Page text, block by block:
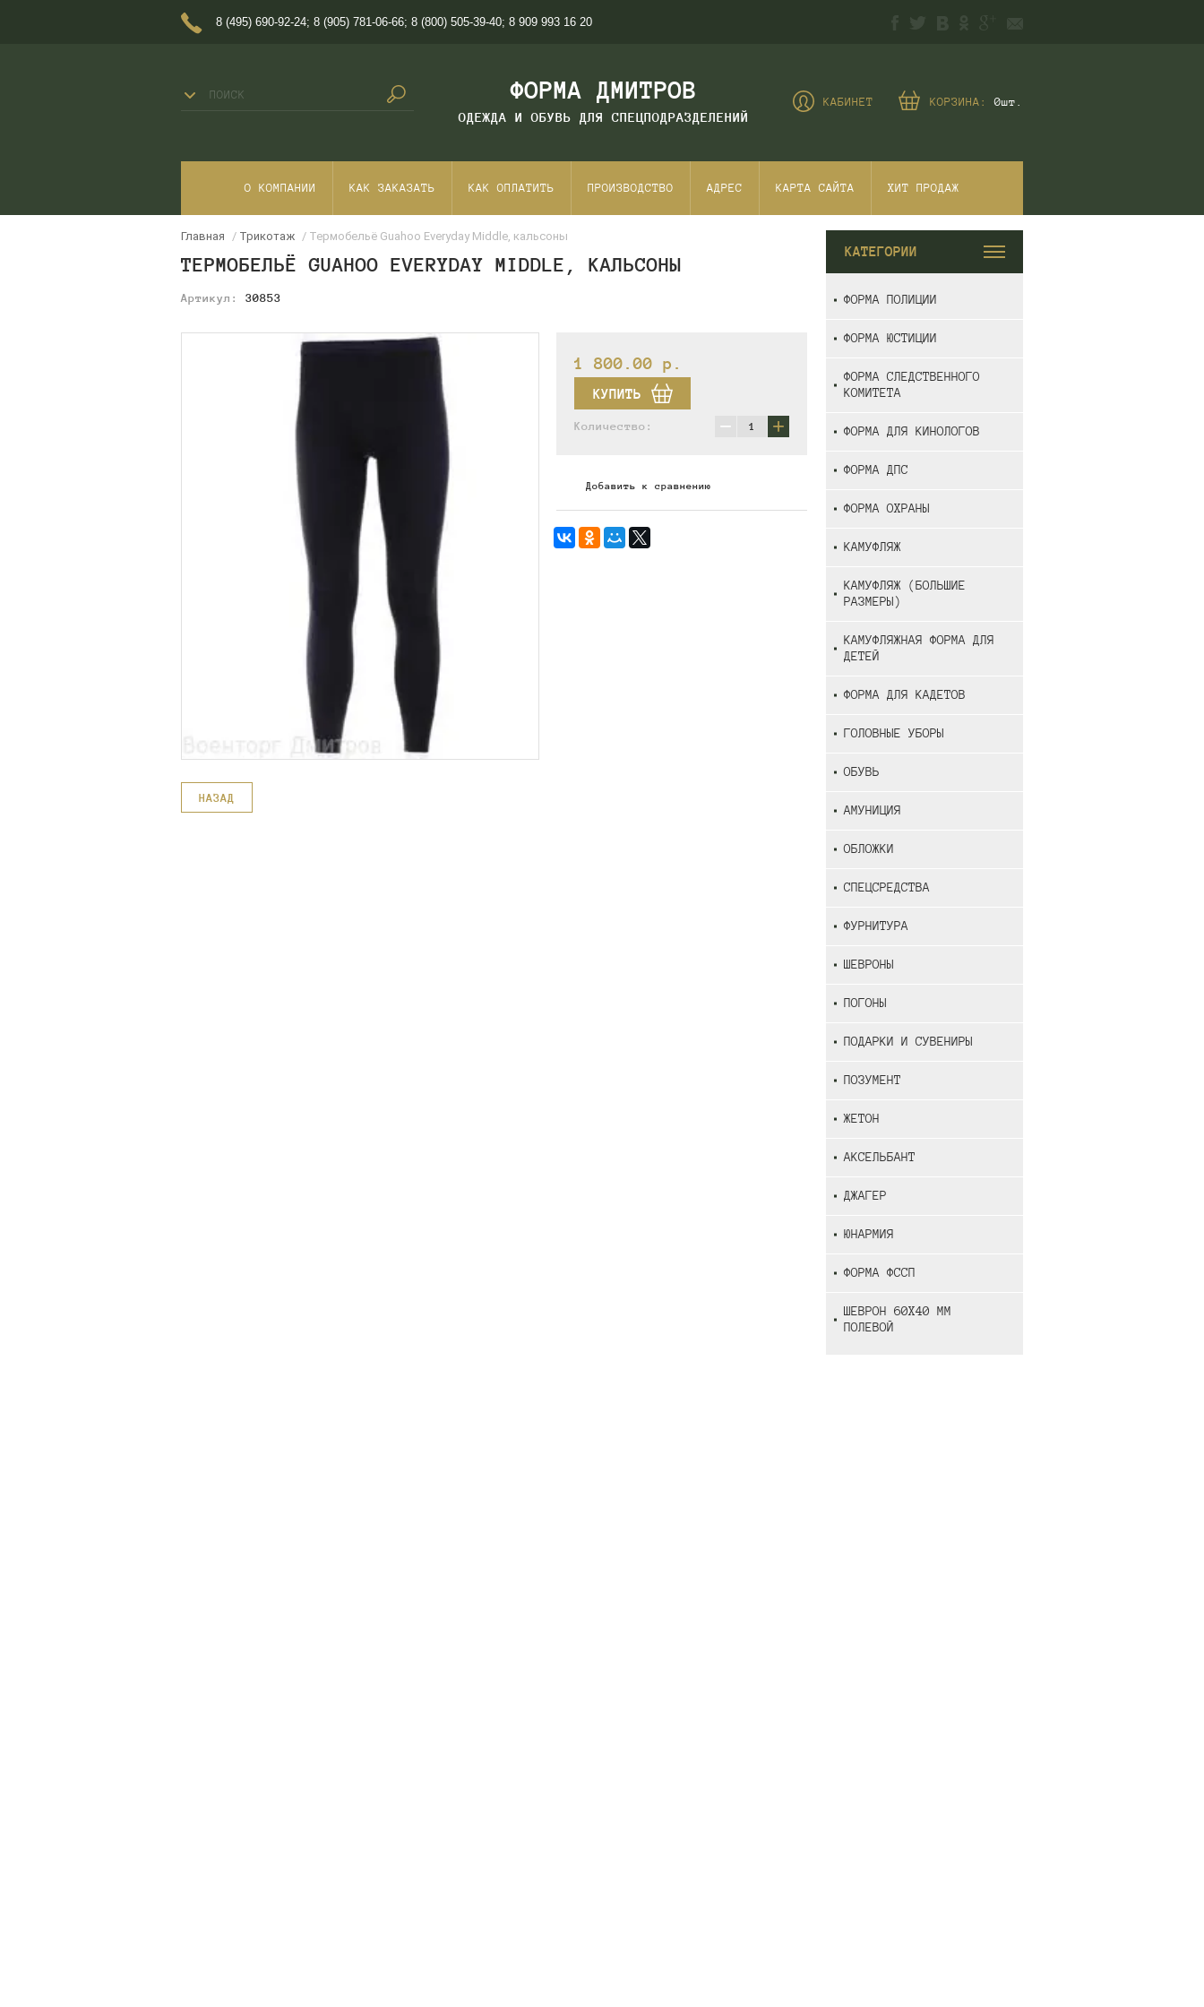
8 (495) 690-92-24; 8 (905) 781-06-66; 8 (800) 505-39-40; 8 909 993 16 20
КОРЗИНА:0шт.
КАБИНЕТ
ФОРМА ДМИТРОВ
ОДЕЖДА И ОБУВЬ ДЛЯ СПЕЦПОДРАЗДЕЛЕНИЙ
О КОМПАНИИ КАК ЗАКАЗАТЬ КАК ОПЛАТИТЬ ПРОИЗВОДСТВО АДРЕС КАРТА САЙТА ХИТ ПРОДАЖ
КАТЕГОРИИ
ФОРМА ПОЛИЦИИ
ФОРМА ЮСТИЦИИ
ФОРМА СЛЕДСТВЕННОГО
КОМИТЕТА
ФОРМА ДЛЯ КИНОЛОГОВ
ФОРМА ДПС
ФОРМА ОХРАНЫ
КАМУФЛЯЖ
КАМУФЛЯЖ (БОЛЬШИЕ
РАЗМЕРЫ)
КАМУФЛЯЖНАЯ ФОРМА ДЛЯ
ДЕТЕЙ
ФОРМА ДЛЯ КАДЕТОВ
ГОЛОВНЫЕ УБОРЫ
ОБУВЬ
АМУНИЦИЯ
ОБЛОЖКИ
СПЕЦСРЕДСТВА
ФУРНИТУРА
ШЕВРОНЫ
ПОГОНЫ
ПОДАРКИ И СУВЕНИРЫ
ПОЗУМЕНТ
ЖЕТОН
АКСЕЛЬБАНТ
ДЖАГЕР
ЮНАРМИЯ
ФОРМА ФССП
ШЕВРОН 60Х40 ММ
ПОЛЕВОЙ
Главная / Трикотаж / Термобельё Guahoo Everyday Middle, кальсоны
ТЕРМОБЕЛЬЁ GUAHOO EVERYDAY MIDDLE, КАЛЬСОНЫ
Артикул: 30853
1 800.00 p.
КУПИТЬ
Количество: − +
Добавить к сравнению
НАЗАД